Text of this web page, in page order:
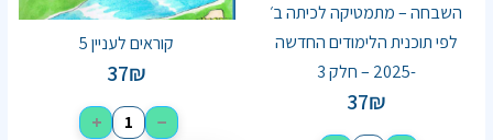
השבחה – מתמטיקה לכיתה ב׳
לפי תוכנית הלימודים החדשה
-2025 – חלק 3
37₪
קוראים לעניין 5
37₪
−
+